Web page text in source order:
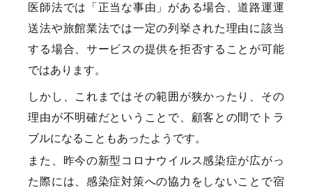
医師法では「正当な事由」がある場合、道路運運
送法や旅館業法では一定の列挙された理由に該当
する場合、サービスの提供を拒否することが可能
ではあります。
しかし、これまではその範囲が狭かったり、その
理由が不明確だということで、顧客との間でトラ
ブルになることもあったようです。
また、昨今の新型コロナウイルス感染症が広がっ
た際には、感染症対策への協力をしないことで宿